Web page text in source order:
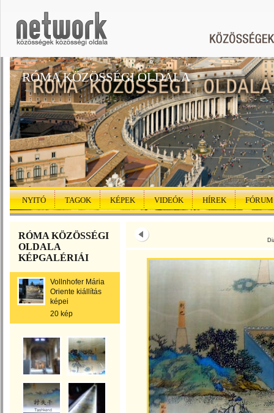
RÓMA KÖZÖSSÉGI OLDALA
NYITÓ TAGOK KÉPEK VIDEÓK HÍREK FÓRUM
RÓMA KÖZÖSSÉGI
OLDALA
KÉPGALÉRIÁI
Vollnhofer Mária
Oriente kiállítás
képei
20 kép